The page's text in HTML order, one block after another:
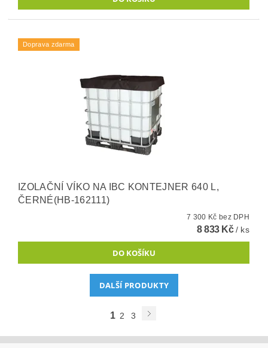
Doprava zdarma
IZOLAČNÍ VÍKO NA IBC KONTEJNER 640 L,
ČERNÉ(HB-162111)
7 300 Kč bez DPH
8 833 Kč/ ks
DALŠÍ PRODUKTY
1 2 3